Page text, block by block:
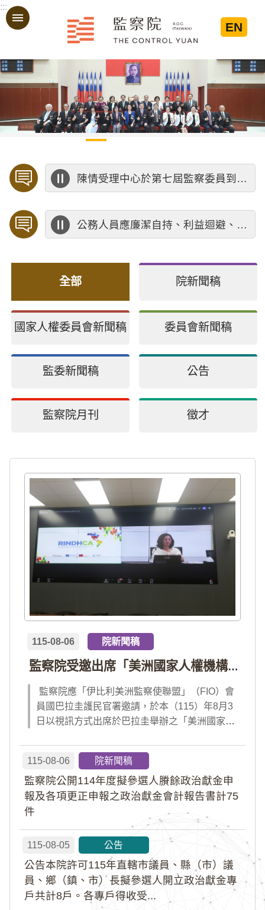
跳到主要內容區塊
:::
EN
:::
陳情受理中心於第七屆監察委員到任前受理陳情公告
「單一帳號．共享平台」 簡政又便民
歡迎預約「臨櫃陳情」，陳情受理中心將優先排定人員與您接談，釐清案情爭點後收案處理，以節省您的寶貴時間。
公務人員應廉潔自持、利益迴避、依法公正執行公務～考試院公務人員保障暨培訓委員會～
2026 總統盃黑客松
2026總統盃黑客松徵件說明會暨資料應用講座
全部 院新聞稿
國家人權委員會新聞稿 委員會新聞稿
監委新聞稿 公告
監察院月刊 徵才
監察院受邀出席「美洲國家人權機構網絡」年會 分享我國氣候災害防治經驗 打造國際永續韌性
115-08-06 院新聞稿
監察院應「伊比利美洲監察使聯盟」（FIO）會
員國巴拉圭護民官署邀請，於本（115）年8月3
日以視訊方式出席於巴拉圭舉辦之「美洲國家人
報告，就美洲地區環境災害、氣候緊急狀態與人
權風險等議題，與拉美地區監察機構、護民官署
及紅十字國際委員會、原住民社區支持組織...
115-08-06 院新聞稿
監察院公開114年度擬參選人賸餘政治獻金申
報及各項更正申報之政治獻金會計報告書計75
件
115-08-05 公告
公告本院許可115年直轄市議員、縣（市）議
員、鄉（鎮、市）長擬參選人開立政治獻金專
戶共計8戶。各專戶得收受...